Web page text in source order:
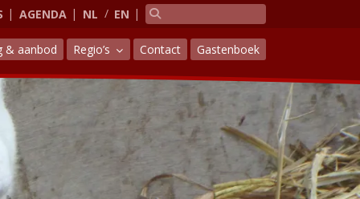
AGENDA NL EN
& aanbod Regio’s Contact Gastenboek